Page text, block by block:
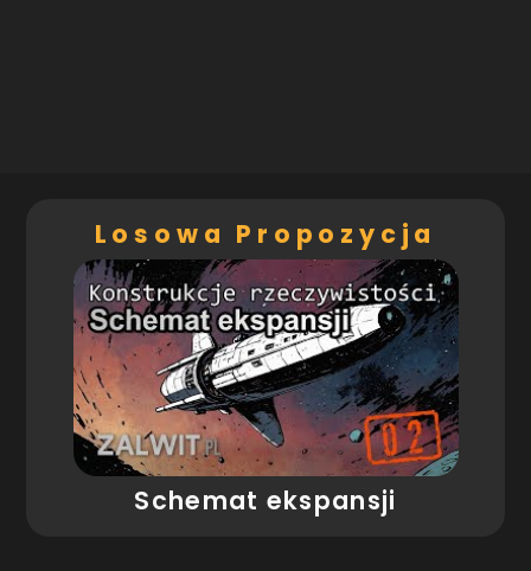
Losowa Propozycja
Schemat ekspansji